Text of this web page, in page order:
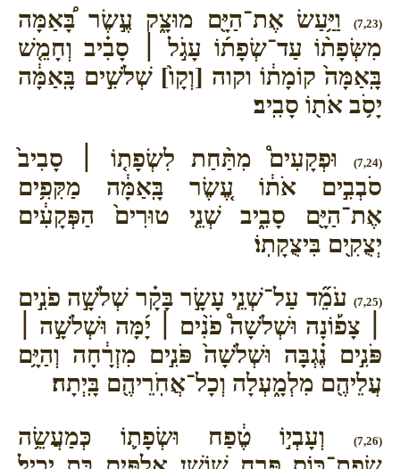
(7,23)
וַיַּ֥עַשׂ אֶת־הַיָּ֖ם מוּצָ֑ק עֶ֣שֶׂר בָּ֠אַמָּה
מִשְּׂפָת֨וֹ עַד־שְׂפָת֜וֹ עָגֹ֣ל ׀ סָבִ֗יב וְחָמֵ֤שׁ
בָּֽאַמָּה֙ קוֹמָת֔וֹ וקוה [וְקָו֙] שְׁלֹשִׁ֣ים בָּֽאַמָּ֔ה
יָסֹ֥ב אֹת֖וֹ סָבִֽיב׃
(7,24)
וּפְקָעִים֩ מִתַּ֨חַת לִשְׂפָת֤וֹ ׀ סָבִיב֙
סֹבְבִ֣ים אֹת֔וֹ עֶ֚שֶׂר בָּֽאַמָּ֔ה מַקִּפִ֥ים
אֶת־הַיָּ֖ם סָבִ֑יב שְׁנֵ֤י טוּרִים֙ הַפְּקָעִ֔ים
יְצֻקִ֖ים בִּיצֻקָתֽוֹ׃
(7,25)
עֹמֵ֞ד עַל־שְׁנֵ֧י עָשָׂ֣ר בָּקָ֗ר שְׁלֹשָׁ֣ה פֹנִ֣ים
׀ צָפ֡וֹנָה וּשְׁלֹשָׁה֩ פֹנִ֨ים ׀ יָ֜מָּה וּשְׁלֹשָׁ֣ה ׀
פֹּנִ֣ים נֶ֗גְבָּה וּשְׁלֹשָׁה֙ פֹּנִ֣ים מִזְרָ֔חָה וְהַיָּ֥ם
עֲלֵיהֶ֖ם מִלְמָ֑עְלָה וְכָל־אֲחֹֽרֵיהֶ֖ם בָּֽיְתָה׃
(7,26)
וְעָבְי֣וֹ טֶ֔פַח וּשְׂפָת֛וֹ כְּמַעֲשֵׂ֥ה